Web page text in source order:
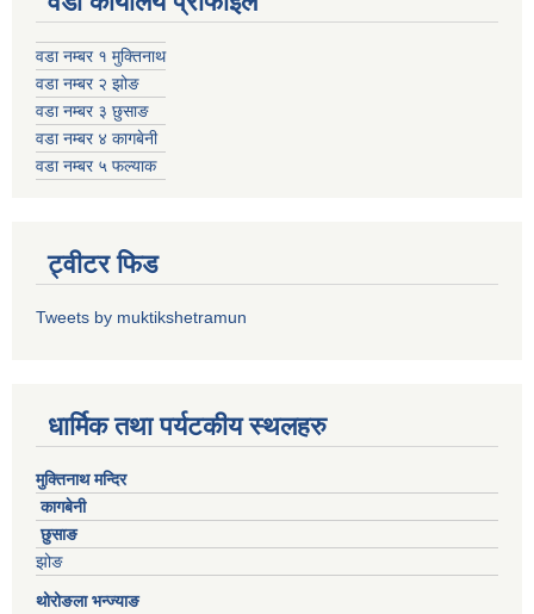
वडा नम्बर १ मुक्तिनाथ
वडा नम्बर २ झोङ
वडा नम्बर ३ छुसाङ
वडा नम्बर ४ कागबेनी
वडा नम्बर ५ फल्याक
ट्वीटर फिड
Tweets by muktikshetramun
धार्मिक तथा पर्यटकीय स्थलहरु
मुक्तिनाथ मन्दिर
कागबेनी
छुसाङ
झोङ
थोरोङला भन्ज्याङ